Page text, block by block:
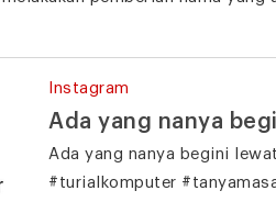
Instagram
Ada yang nanya
Ada yang nanya begini
#turialkomputer